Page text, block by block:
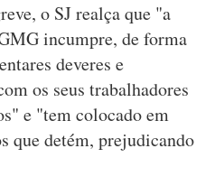
o SJ realça que "a
incumpre, de forma
deveres e
os seus trabalhadores
e "tem colocado em
que detém, prejudicando